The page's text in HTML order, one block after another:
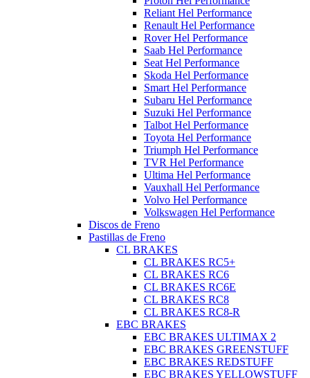
Reliant Hel Performance
Renault Hel Performance
Rover Hel Performance
Saab Hel Performance
Seat Hel Performance
Skoda Hel Performance
Smart Hel Performance
Subaru Hel Performance
Suzuki Hel Performance
Talbot Hel Performance
Toyota Hel Performance
Triumph Hel Performance
TVR Hel Performance
Ultima Hel Performance
Vauxhall Hel Performance
Volvo Hel Performance
Volkswagen Hel Performance
Discos de Freno
Pastillas de Freno
CL BRAKES
CL BRAKES RC5+
CL BRAKES RC6
CL BRAKES RC6E
CL BRAKES RC8
CL BRAKES RC8-R
EBC BRAKES
EBC BRAKES ULTIMAX 2
EBC BRAKES GREENSTUFF
EBC BRAKES REDSTUFF
EBC BRAKES YELLOWSTUFF